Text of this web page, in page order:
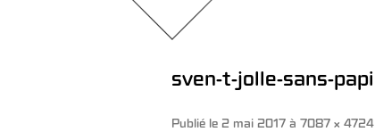
sven-t-jolle-sans-
Publié le 2 mai 2017 à 7087 × 4724